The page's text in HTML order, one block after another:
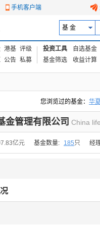
手机客户端
基 金
港基 评级
公告 私募
投资工具
自选基金
基金筛选
收益计算
您浏览过的基金： 华
易方达上证中盘ETF联
金管理有限公司 China
亿元 基金数量: 185只 经